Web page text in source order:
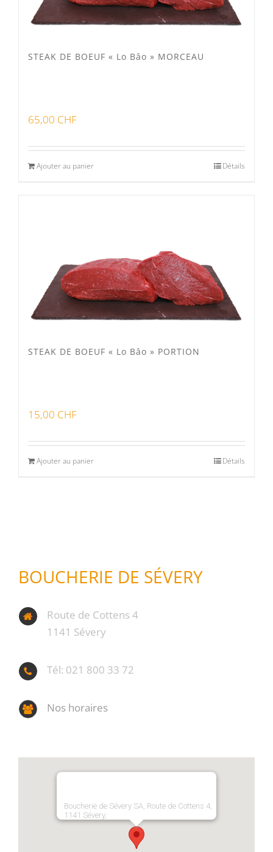
STEAK DE BOEUF « Lo Bâo » MORCEAU
65,00 CHF
Ajouter au panier Détails
STEAK DE BOEUF « Lo Bâo » PORTION
15,00 CHF
Ajouter au panier Détails
BOUCHERIE DE SÉVERY
Route de Cottens 4
1141 Sévery
Tél: 021 800 33 72
Nos horaires
Boucherie de Sévery SA, Route de Cottens 4,
1141 Sévery,